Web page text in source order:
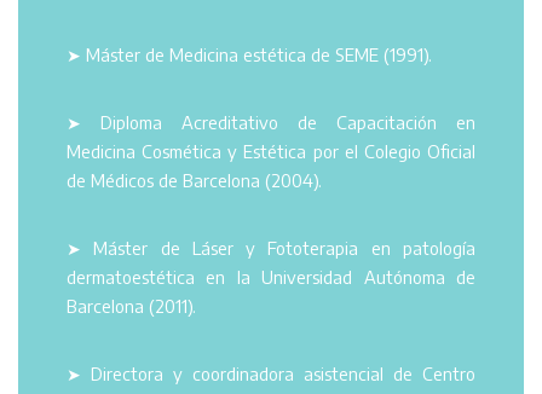
➤ Máster de Medicina estética de SEME (1991).
➤ Diploma Acreditativo de Capacitación en
Medicina Cosmética y Estética por el Colegio Oficial
de Médicos de Barcelona (2004).
➤ Máster de Láser y Fototerapia en patología
dermatoestética en la Universidad Autónoma de
Barcelona (2011).
➤ Directora y coordinadora asistencial de Centro